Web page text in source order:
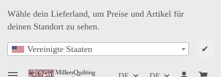
Wähle dein Lieferland, um Preise und Artikel für
deinen Standort zu sehen.
Vereinigte Staaten ✔